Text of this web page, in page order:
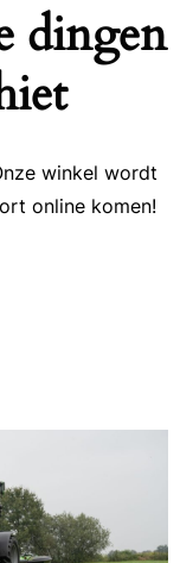
dingen
winkel wordt
online komen!